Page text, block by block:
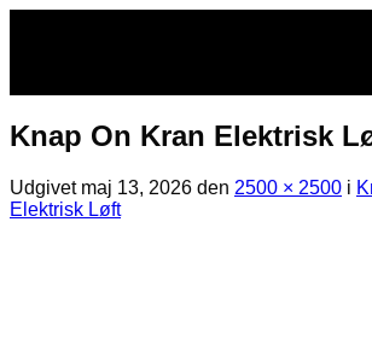
Knap On Kran Elektrisk
Udgivet maj 13, 2026 den 2500 × 2500 i
Elektrisk Løft